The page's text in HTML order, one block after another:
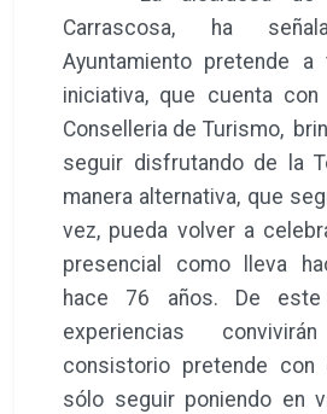
Carrascosa, ha
Ayuntamiento pretende
iniciativa, que cuenta
Conselleria de Turismo,
seguir disfrutando de la
manera alternativa, que
vez, pueda volver a
presencial como lleva
hace 76 años. De este
experiencias
consistorio pretende
sólo seguir poniendo en